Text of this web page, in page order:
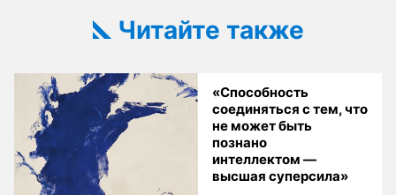
Читайте также
«Способность
соединяться с тем, что
не может быть
познано
интеллектом —
высшая суперсила»